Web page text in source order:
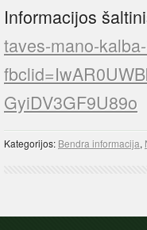
Informacijos
taves-mano-
GyiDV3GF9U89o
Kategorijos: Bendra informacija,